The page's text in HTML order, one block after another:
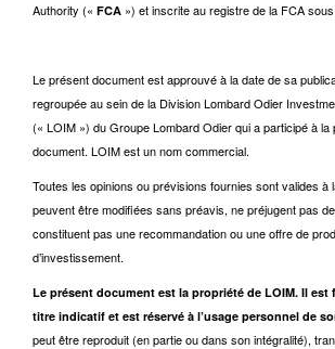
Authority (« FCA ») et inscrite au registre de la FCA
Le présent document est approuvé à la date de sa
regroupée au sein de la Division Lombard Odier
(« LOIM ») du Groupe Lombard Odier qui a participé à
document. LOIM est un nom commercial.
Toutes les opinions ou prévisions fournies sont valides à
peuvent être modifiées sans préavis, ne préjugent pas
constituent pas une recommandation ou une offre de
d’investissement.
Le présent document est la propriété de LOIM. Il
titre indicatif et est réservé à l’usage personnel de
peut être reproduit (en partie ou dans son intégralité),